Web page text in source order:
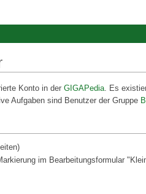
Konto in der GIGAPedia . Es
Aufgaben sind Benutzer der Gruppe
im Bearbeitungsformular